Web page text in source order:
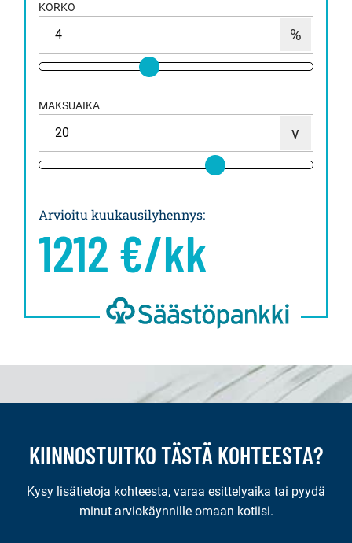
KORKO
MAKSUAIKA
Arvioitu kuukausilyhennys:
1212 €/kk
KIINNOSTUITKO TÄSTÄ KOHTEESTA?
Kysy lisätietoja kohteesta, varaa esittelyaika tai pyydä
minut arviokäynnille omaan kotiisi.